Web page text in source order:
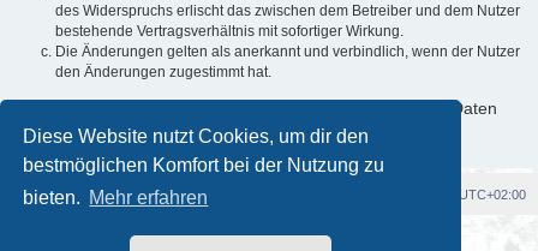
Diese Website nutzt Cookies, um dir den
bestmöglichen Komfort bei der Nutzung zu
bieten. Mehr erfahren
des Widerspruchs erlischt das zwischen dem Betreiber und dem Nutzer
bestehende Vertragsverhältnis mit sofortiger Wirkung.
Die Änderungen gelten als anerkannt und verbindlich, wenn der Nutzer
den Änderungen zugestimmt hat.
Informationen über den Umgang mit deinen persönlichen Daten
sind in der Datenschutzerklärung enthalten.
Foren-Übersicht UTC+02:00
Powered byphpBB® Forum Software © phpBB Limited